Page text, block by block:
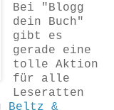
Bei "Blogg
dein Buch"
gibt es
gerade eine
tolle Aktion
für alle
Leseratten
Beltz &